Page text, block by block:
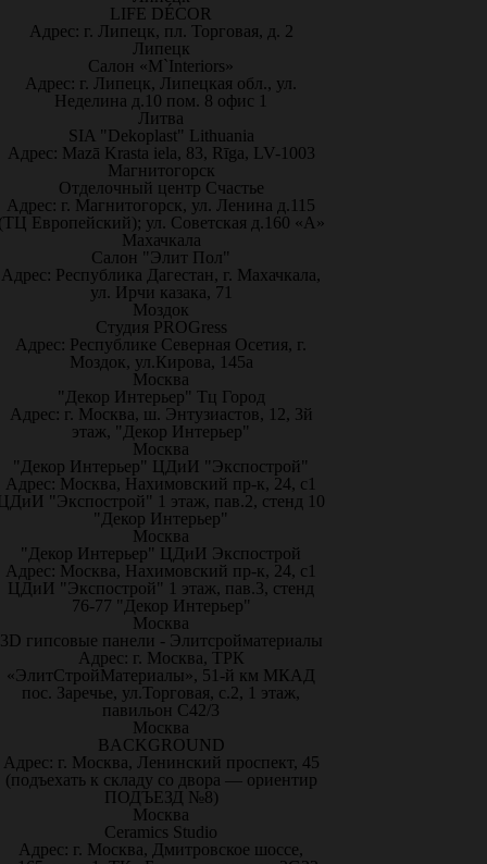
LIFE DÉCOR
Адрес: г. Липецк, пл. Торговая, д. 2
Липецк
Салон «M`Interiors»
Адрес: г. Липецк, Липецкая обл., ул.
Неделина д.10 пом. 8 офис 1
Литва
SIA "Dekoplast" Lithuania
Адрес: Mazā Krasta iela, 83, Rīga, LV-1003
Магнитогорск
Отделочный центр Счастье
Адрес: г. Магнитогорск, ул. Ленина д.115
Европейский); ул. Советская д.160 «А»
Махачкала
Салон "Элит Пол"
Адрес: Республика Дагестан, г. Махачкала,
ул. Ирчи казака, 71
Моздок
Студия PROGress
Адрес: Республике Северная Осетия, г.
Моздок, ул.Кирова, 145а
Москва
"Декор Интерьер" Тц Город
Адрес: г. Москва, ш. Энтузиастов, 12, 3й
этаж, "Декор Интерьер"
Москва
"Декор Интерьер" ЦДиИ "Экспострой"
Адрес: Москва, Нахимовский пр-к, 24, с1
"Экспострой" 1 этаж, пав.2, стенд 10
"Декор Интерьер"
Москва
"Декор Интерьер" ЦДиИ Экспострой
Адрес: Москва, Нахимовский пр-к, 24, с1
ЦДиИ "Экспострой" 1 этаж, пав.3, стенд
76-77 "Декор Интерьер"
Москва
3D гипсовые панели - Элитсройматериалы
Адрес: г. Москва, ТРК
«ЭлитСтройМатериалы», 51-й км МКАД
пос. Заречье, ул.Торговая, с.2, 1 этаж,
павильон С42/3
Москва
BACKGROUND
Адрес: г. Москва, Ленинский проспект, 45
(подъехать к складу со двора — ориентир
ПОДЪЕЗД №8)
Москва
Ceramics Studio
Адрес: г. Москва, Дмитровское шоссе,